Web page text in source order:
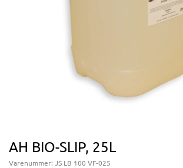
AH BIO-SLIP, 25L
Varenummer: JS LB 100 VF-025